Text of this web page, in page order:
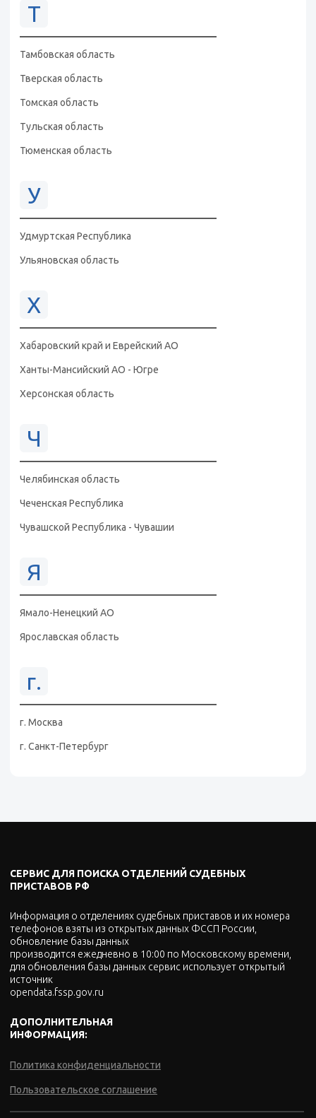
Т
Тамбовская область
Тверская область
Томская область
Тульская область
Тюменская область
У
Удмуртская Республика
Ульяновская область
Х
Хабаровский край и Еврейский АО
Ханты-Мансийский АО - Югре
Херсонская область
Ч
Челябинская область
Чеченская Республика
Чувашской Республика - Чувашии
Я
Ямало-Ненецкий АО
Ярославская область
г.
г. Москва
г. Санкт-Петербург
СЕРВИС ДЛЯ ПОИСКА ОТДЕЛЕНИЙ СУДЕБНЫХ
ПРИСТАВОВ РФ
Информация о отделениях судебных приставов и их номера
телефонов взяты из открытых данных ФССП России,
обновление базы данных
производится ежедневно в 10:00 по Московскому времени,
для обновления базы данных сервис использует открытый
источник
opendata.fssp.gov.ru
ДОПОЛНИТЕЛЬНАЯ
ИНФОРМАЦИЯ:
Политика конфиденциальности
Пользовательское соглашение